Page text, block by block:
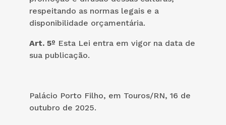
respeitando as normas legais e a
disponibilidade orçamentária.
Art. 5º Esta Lei entra em vigor na data de
sua publicação.
Palácio Porto Filho, em Touros/RN, 16 de
outubro de 2025.